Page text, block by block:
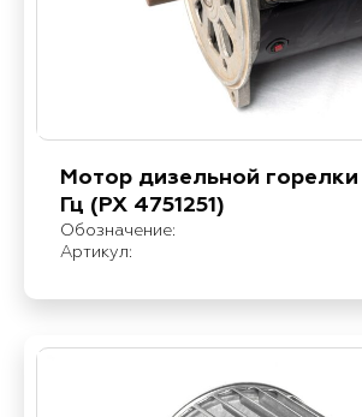
Мотор дизельной
Гц (PX 4751251)
Обозначение:
Артикул: